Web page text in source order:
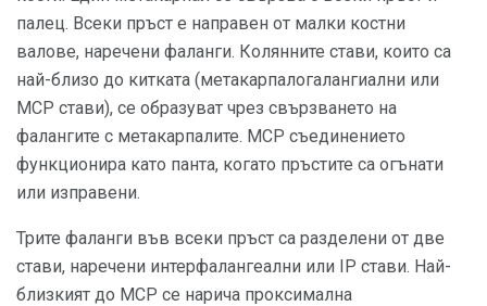
палец. Всеки пръст е направен от малки костни
валове, наречени фаланги. Колянните стави, които са
най-близо до китката (метакарпалогалангиални или
MCP стави), се образуват чрез свързването на
фалангите с метакарпалите. МСР съединението
функционира като панта, когато пръстите са огънати
или изправени.
Трите фаланги във всеки пръст са разделени от две
стави, наречени интерфалангеални или IP стави. Най-
близкият до MCP се нарича проксимална